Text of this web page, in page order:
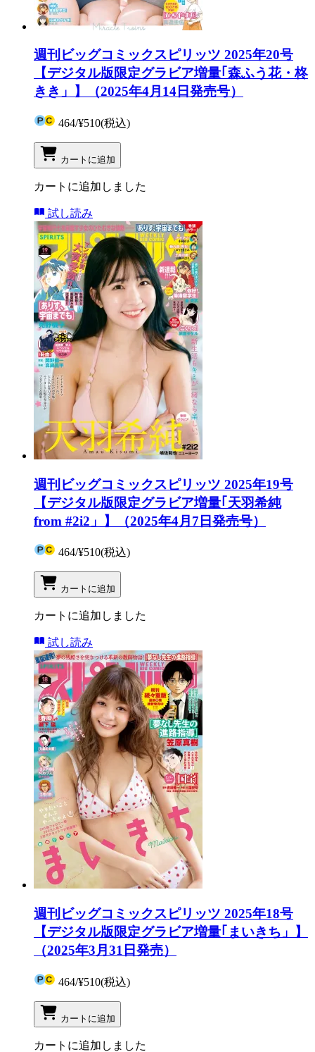
週刊ビッグコミックスピリッツ 2025年20号
【デジタル版限定グラビア増量｢森ふう花・柊
きき」】（2025年4月14日発売号）
464/¥510(税込)
カートに追加
カートに追加しました
試し読み
週刊ビッグコミックスピリッツ 2025年19号
【デジタル版限定グラビア増量｢天羽希純
from #2i2」】（2025年4月7日発売号）
464/¥510(税込)
カートに追加
カートに追加しました
試し読み
週刊ビッグコミックスピリッツ 2025年18号
【デジタル版限定グラビア増量｢まいきち」】
（2025年3月31日発売）
464/¥510(税込)
カートに追加
カートに追加しました